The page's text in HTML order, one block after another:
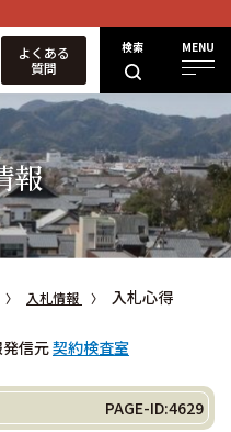
検索 MENU
よくある
質問
報
入札情報 入札心得
信元契約検査室
PAGE-ID:4629